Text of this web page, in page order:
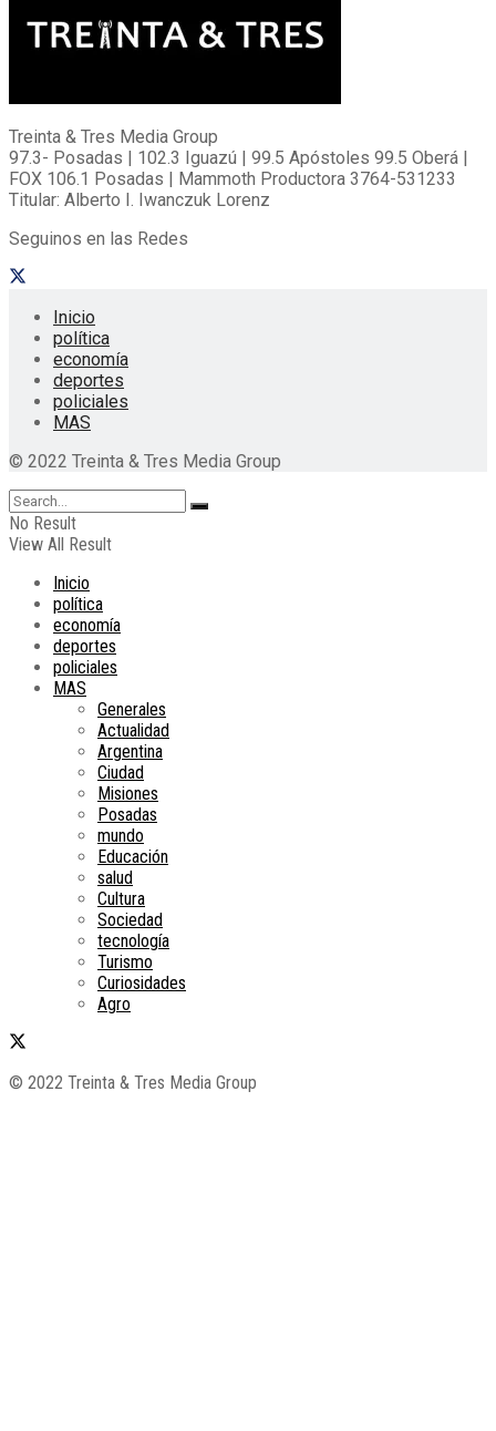
Treinta & Tres Media Group
97.3- Posadas | 102.3 Iguazú | 99.5 Apóstoles 99.5 Oberá |
FOX 106.1 Posadas | Mammoth Productora 3764-531233
Titular: Alberto I. Iwanczuk Lorenz
Seguinos en las Redes
Inicio
política
economía
deportes
policiales
MAS
© 2022 Treinta & Tres Media Group
No Result
View All Result
Inicio
política
economía
deportes
policiales
MAS
Generales
Actualidad
Argentina
Ciudad
Misiones
Posadas
mundo
Educación
salud
Cultura
Sociedad
tecnología
Turismo
Curiosidades
Agro
© 2022 Treinta & Tres Media Group